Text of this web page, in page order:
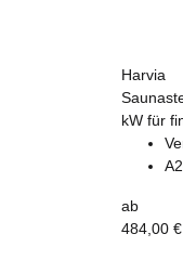
Harvia
kW für
ab
484,00 €